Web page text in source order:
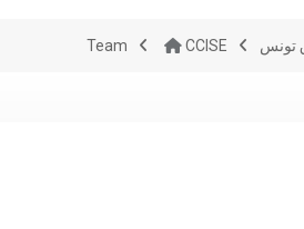
تونس Team CCISE